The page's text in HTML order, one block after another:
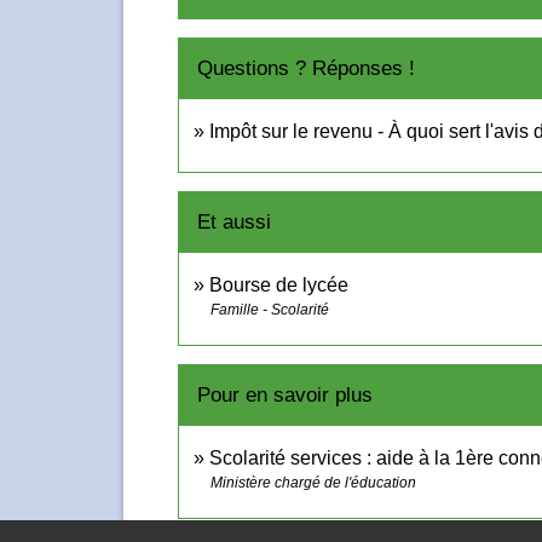
Questions ? Réponses !
Impôt sur le revenu - À quoi sert l'avis
Et aussi
Bourse de lycée
Famille - Scolarité
Pour en savoir plus
Scolarité services : aide à la 1ère
Ministère chargé de l'éducation